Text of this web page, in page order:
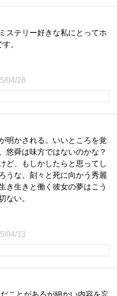
ステリー好きな私にとってホ
。
04/28
明かされる。いいところを覚
悠舜は味方ではないのかな？
ど、もしかしたらと思ってし
うな。刻々と死に向かう秀麗
き生きと働く彼女の夢はこう
ない。
04/13
とがあるが細かい内容を忘